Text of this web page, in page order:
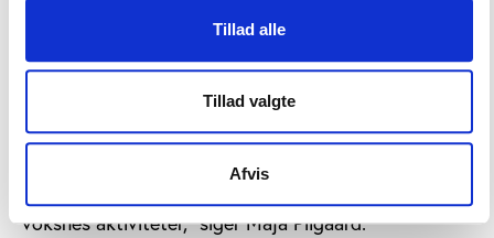
Tillad alle
Tillad valgte
Afvis
lokale tilgængelighed af organiseringsformer
påvirker valget af organiseringsform blandt voksne.
De tætbefolkede områder giver et bedre grundlag
for, at kommercielle aktører kan få fodfæste på
markedet, mens det ikke gælder i samme grad i
mindre tæt befolkede områder, hvor foreninger til
gengæld spiller en større rolle i organiseringen af
voksnes aktiviteter,” siger Maja Pilgaard.